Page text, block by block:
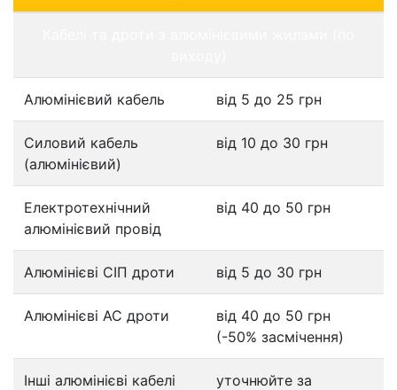
Алюмінієвий кабель від 5 до 25 грн
Силовий кабель
(алюмінієвий)
від 10 до 30 грн
Електротехнічний
алюмінієвий провід
від 40 до 50 грн
Алюмінієві СІП дроти від 5 до 30 грн
Алюмінієві АС дроти
від 40 до 50 грн
(-50% засмічення)
Інші алюмінієві кабелі
уточнюйте за